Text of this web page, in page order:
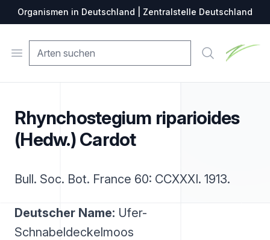
Organismen in Deutschland | Zentralstelle Deutschland
Open menu Suche
Rhynchostegium riparioides
(Hedw.) Cardot
Bull. Soc. Bot. France 60: CCXXXI. 1913.
Deutscher Name: Ufer-
Schnabeldeckelmoos